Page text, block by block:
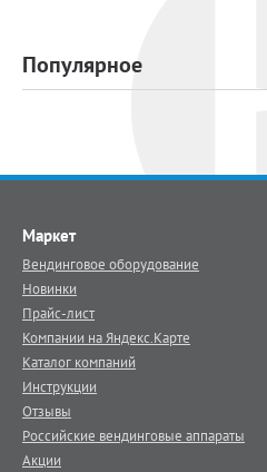
Популярное
Маркет
Вендинговое оборудование
Новинки
Прайс-лист
Компании на Яндекс.Карте
Каталог компаний
Инструкции
Отзывы
Российские вендинговые аппараты
Акции